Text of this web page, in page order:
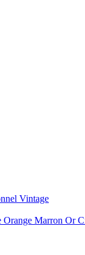
Vintage
Orange Marron Or